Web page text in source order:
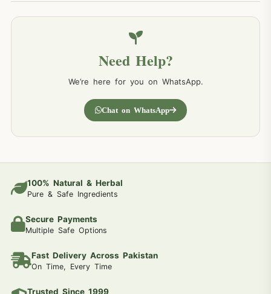
Need Help?
We’re here for you on WhatsApp.
Chat on WhatsApp
100% Natural & Herbal
Pure & Safe Ingredients
Secure Payments
Multiple Safe Options
Fast Delivery Across Pakistan
On Time, Every Time
Trusted Since 1999